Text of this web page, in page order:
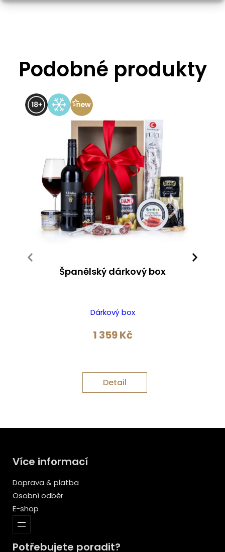
Podobné produkty
Španělský dárkový box
Dárkový box
1 359Kč
Detail
Více informací
Doprava & platba
Osobní odběr
E-shop
Potřebujete poradit?